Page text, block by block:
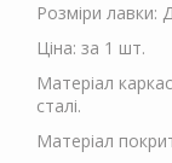
Розміри
Ціна: за 1 шт.
Матеріал
сталі.
Матеріал